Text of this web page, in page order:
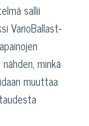
sallii
VarioBallast-
minkä
muuttaa